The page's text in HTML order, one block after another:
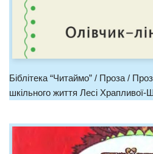
Біблітека “Читаймо” / Проза /
шкільного життя Лесі